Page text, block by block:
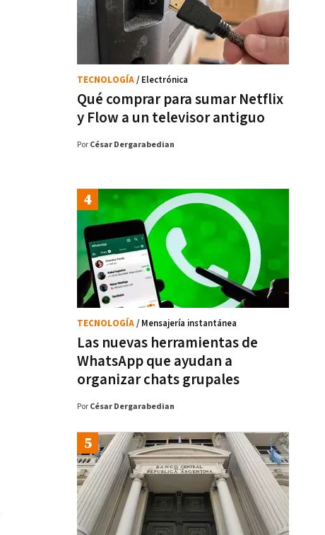
Qué comprar para sumar Netflix
y Flow a un televisor antiguo
TECNOLOGÍA/ Electrónica
Por César Dergarabedian
Las nuevas herramientas de
WhatsApp que ayudan a
organizar chats grupales
TECNOLOGÍA/ Mensajería instantánea
Por César Dergarabedian